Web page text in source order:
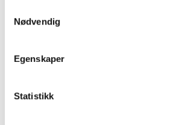
Nødvendig
Egenskaper
Statistikk